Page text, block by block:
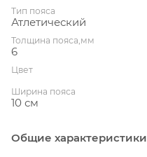
Тип пояса
Атлетический
Толщина пояса,мм
6
Цвет
Ширина пояса
10 см
Общие характеристики